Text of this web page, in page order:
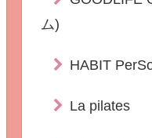
ム)
HABIT
La pilates